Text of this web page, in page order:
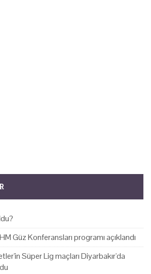
Güz Konferansları programı açıklandı
Süper Lig maçları Diyarbakır'da